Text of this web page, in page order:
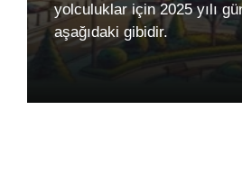
yolculuklar için 2025 yılı
aşağıdaki gibidir.